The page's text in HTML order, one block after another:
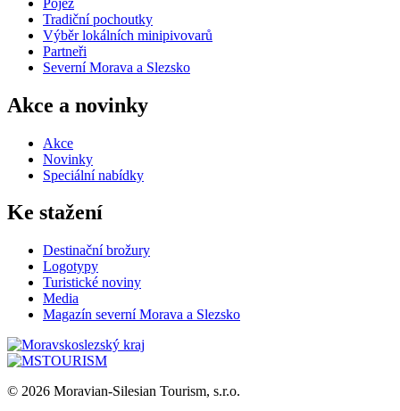
Tradiční pochoutky
Výběr lokálních minipivovarů
Partneři
Severní Morava a Slezsko
Akce a novinky
Akce
Novinky
Speciální nabídky
Ke stažení
Destinační brožury
Logotypy
Turistické noviny
Media
Magazín severní Morava a Slezsko
© 2026 Moravian-Silesian Tourism, s.r.o.